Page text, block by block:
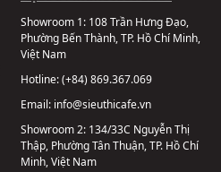
Showroom 1: 108 Trần Hưng Đạo,
Phường Bến Thành, TP. Hồ Chí Minh,
Việt Nam
Hotline:(+84) 869.367.069
Email: info@sieuthicafe.vn
Showroom 2: 134/33C Nguyễn Thị
Thập, Phường Tân Thuận, TP. Hồ Chí
Minh, Việt Nam